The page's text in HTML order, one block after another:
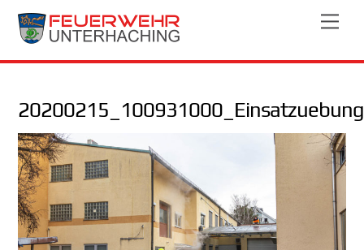
Skip
20200215_100931000_Einsatzuebung